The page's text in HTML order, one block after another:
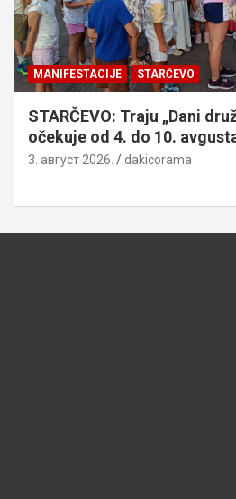
MANIFESTACIJE STARČEVO
STARČEVO: Traju „Dani
očekuje od 4. do 10.
3. август 2026. dakicorama